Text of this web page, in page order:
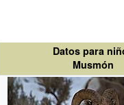
Datos para
Musmón